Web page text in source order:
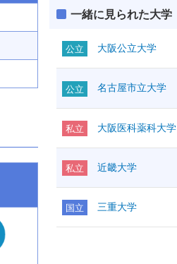
一緒に見られた大学
公立 大阪公立大学
公立 名古屋市立大学
私立 大阪医科薬科大学
私立 近畿大学
国立 三重大学